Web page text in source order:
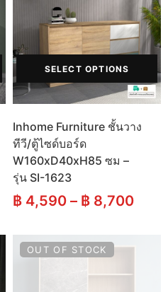
SELECT OPTIONS
Inhome Furniture ชั้นวาง
ทีวี/ตู้ไซด์บอร์ด
W160xD40xH85 ซม –
รุ่น SI-1623
฿ 4,590 – ฿ 8,700
OUT OF STOCK